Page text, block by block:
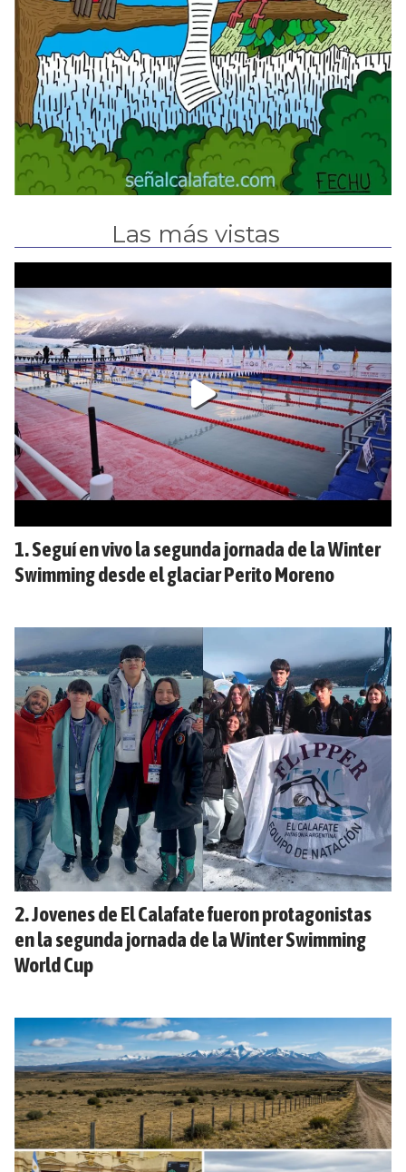
Las más vistas
Seguí en vivo la segunda jornada de la Winter
Swimming desde el glaciar Perito Moreno
Jovenes de El Calafate fueron protagonistas
en la segunda jornada de la Winter Swimming
World Cup